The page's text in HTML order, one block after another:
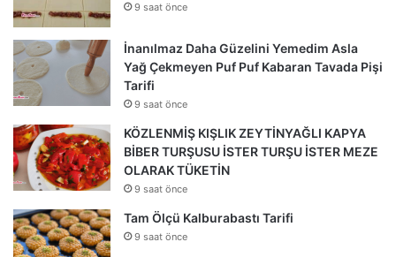
9 saat önce
İnanılmaz Daha Güzelini Yemedim Asla
Yağ Çekmeyen Puf Puf Kabaran Tavada Pişi
Tarifi
9 saat önce
KÖZLENMİŞ KIŞLIK ZEYTİNYAĞLI KAPYA
BİBER TURŞUSU İSTER TURŞU İSTER MEZE
OLARAK TÜKETİN
9 saat önce
Tam Ölçü Kalburabastı Tarifi
9 saat önce